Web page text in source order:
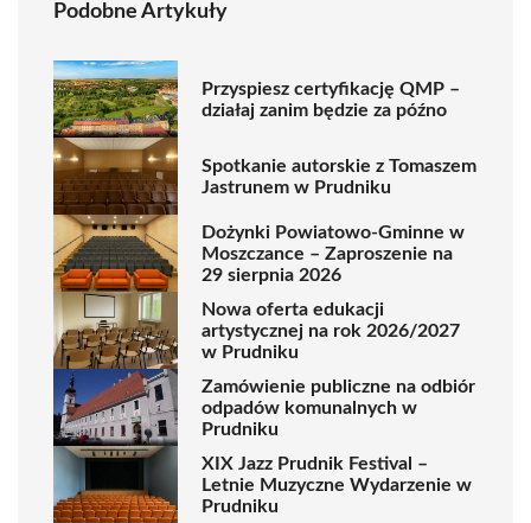
Podobne Artykuły
Przyspiesz certyfikację QMP –
działaj zanim będzie za późno
Spotkanie autorskie z Tomaszem
Jastrunem w Prudniku
Dożynki Powiatowo-Gminne w
Moszczance – Zaproszenie na
29 sierpnia 2026
Nowa oferta edukacji
artystycznej na rok 2026/2027
w Prudniku
Zamówienie publiczne na odbiór
odpadów komunalnych w
Prudniku
XIX Jazz Prudnik Festival –
Letnie Muzyczne Wydarzenie w
Prudniku